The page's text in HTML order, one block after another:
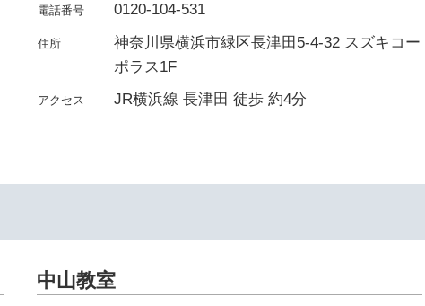
0120-104-531
神奈川県横浜市緑区長津田5-4-32 スズキコー
ポラス1F
JR横浜線 長津田 徒歩 約4分
中山教室